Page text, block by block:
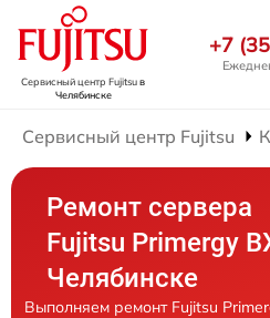
Сервисный центр Fujitsuв
Челябинске
+7
Сервисный центр Fujitsu
Ремонт сервера
Fujitsu Primergy
Челябинске
Выполняем ремонт Fujitsu